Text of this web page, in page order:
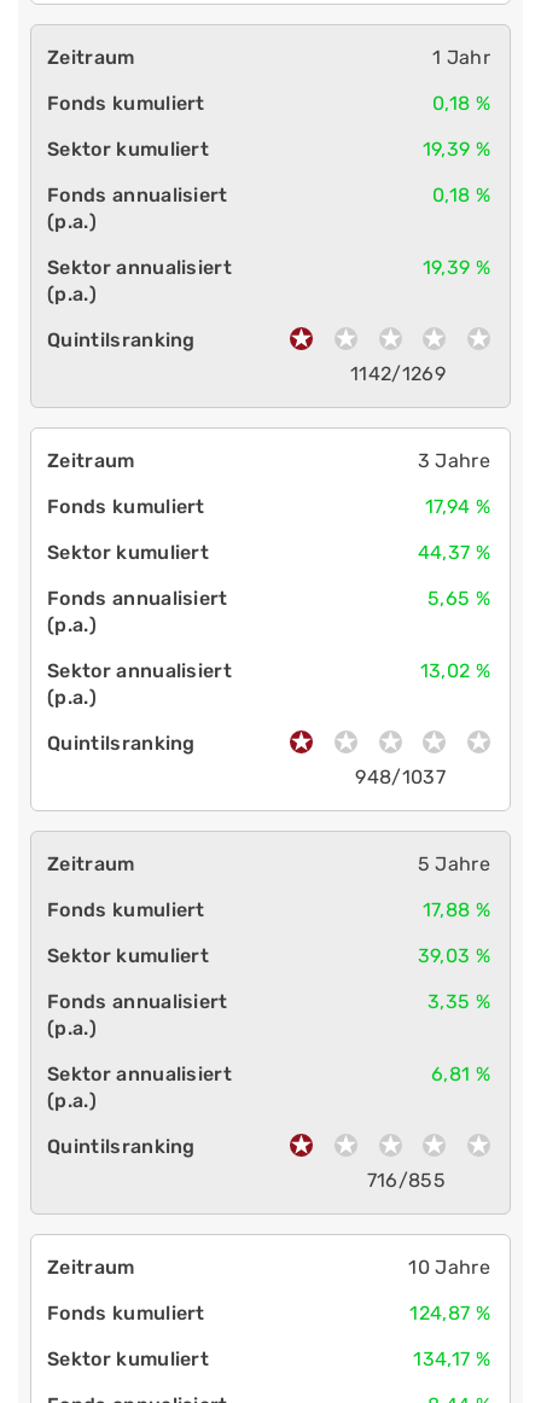
1 Jahr
0,18 %
19,39 %
0,18 %
19,39 %
1142/1269
3 Jahre
17,94 %
44,37 %
5,65 %
13,02 %
948/1037
5 Jahre
17,88 %
39,03 %
3,35 %
6,81 %
716/855
10 Jahre
124,87 %
134,17 %